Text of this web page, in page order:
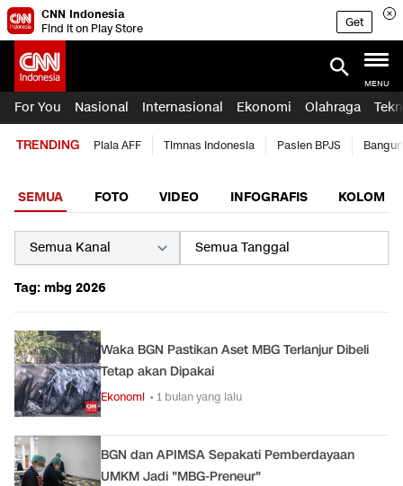
CNN Indonesia
Find it on Play Store
Get
MENU
For You Nasional Internasional Ekonomi Olahraga
TRENDING Piala AFF Timnas Indonesia Pasien BPJS
SEMUA FOTO VIDEO INFOGRAFIS KOLOM
Tag: mbg 2026
Waka BGN Pastikan Aset MBG Terlanjur Dibeli
Tetap akan Dipakai
Ekonomi • 1 bulan yang lalu
BGN dan APIMSA Sepakati Pemberdayaan
UMKM Jadi "MBG-Preneur"